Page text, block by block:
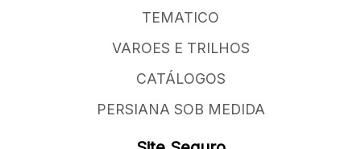
TEMATICO
VAROES E TRILHOS
CATÁLOGOS
PERSIANA SOB MEDIDA